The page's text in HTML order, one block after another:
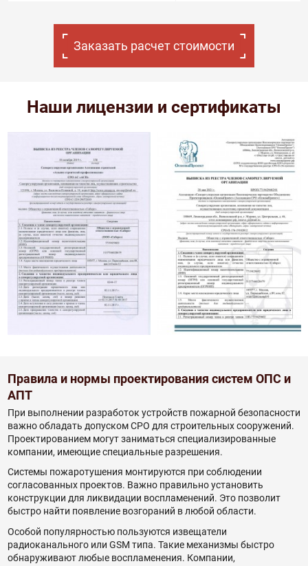
Заказать расчет стоимости
Наши лицензии и сертификаты
Правила и нормы проектирования систем ОПС и
АПТ
При выполнении разработок устройств пожарной безопасности
важно обладать допуском СРО для строительных сооружений.
Проектированием могут заниматься специализированные
компании, имеющие специальные разрешения.
Системы пожаротушения монтируются при соблюдении
согласованных проектов. Важно правильно установить
конструкции для ликвидации воспламенений. Это позволит
быстро найти появление возгораний в любой области.
Особой популярностью пользуются извещатели
радиоканального или GSM типа. Такие механизмы быстро
обнаруживают любые воспламенения. Компании,